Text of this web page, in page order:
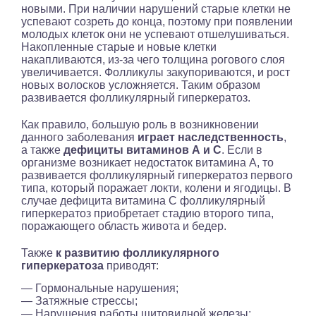
новыми. При наличии нарушений старые клетки не
успевают созреть до конца, поэтому при появлении
молодых клеток они не успевают отшелушиваться.
Накопленные старые и новые клетки
накапливаются, из-за чего толщина рогового слоя
увеличивается. Фолликулы закупориваются, и рост
новых волосков усложняется. Таким образом
развивается фолликулярный гиперкератоз.
Как правило, большую роль в возникновении
данного заболевания играет наследственность,
а также дефициты витаминов А и С. Если в
организме возникает недостаток витамина A, то
развивается фолликулярный гиперкератоз первого
типа, который поражает локти, колени и ягодицы. В
случае дефицита витамина C фолликулярный
гиперкератоз приобретает стадию второго типа,
поражающего область живота и бедер.
Также к развитию фолликулярного
гиперкератоза приводят:
— Гормональные нарушения;
— Затяжные стрессы;